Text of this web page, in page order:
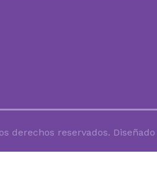
derechos reservados.